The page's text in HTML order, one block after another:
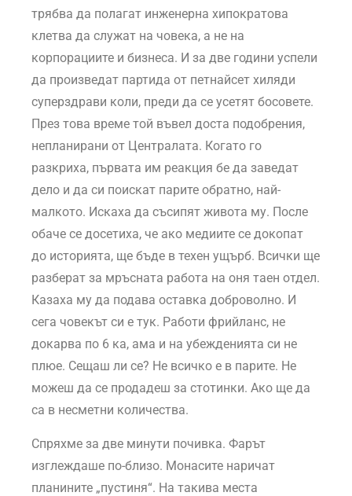
трябва да полагат инженерна хипократова
клетва да служат на човека, а не на
корпорациите и бизнеса. И за две години успели
да произведат партида от петнайсет хиляди
суперздрави коли, преди да се усетят босовете.
През това време той въвел доста подобрения,
непланирани от Централата. Когато го
разкриха, първата им реакция бе да заведат
дело и да си поискат парите обратно, най-
малкото. Искаха да съсипят живота му. После
обаче се досетиха, че ако медиите се докопат
до историята, ще бъде в техен ущърб. Всички ще
разберат за мръсната работа на оня таен отдел.
Казаха му да подава оставка доброволно. И
сега човекът си е тук. Работи фрийланс, не
докарва по 6 ка, ама и на убежденията си не
плюе. Сещаш ли се? Не всичко е в парите. Не
можеш да се продадеш за стотинки. Ако ще да
са в несметни количества.
Спряхме за две минути почивка. Фарът
изглеждаше по-близо. Монасите наричат
планините „пустиня“. На такива места